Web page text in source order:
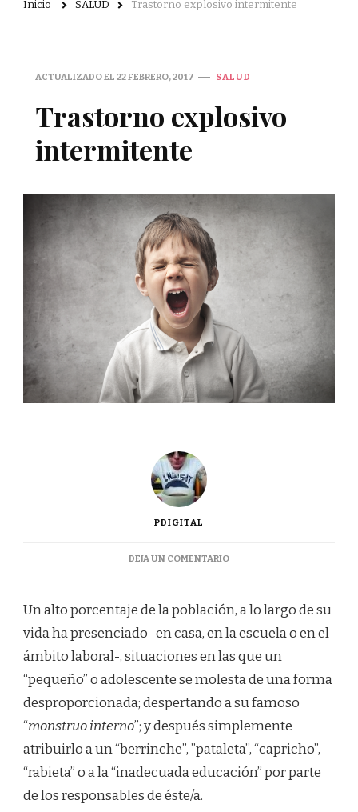
Inicio SALUD Trastorno explosivo intermitente
ACTUALIZADO EL 22 FEBRERO, 2017 SALUD
Trastorno explosivo
intermitente
PDIGITAL
DEJA UN COMENTARIOEN
INTERMITENTE
Un alto porcentaje de la población, a lo largo de su
vida ha presenciado -en casa, en la escuela o en el
ámbito laboral-, situaciones en las que un
“pequeño” o adolescente se molesta de una forma
desproporcionada; despertando a su famoso
“monstruo interno”; y después simplemente
atribuirlo a un “berrinche”, ”pataleta”, “capricho”,
“rabieta” o a la “inadecuada educación” por parte
de los responsables de éste/a.